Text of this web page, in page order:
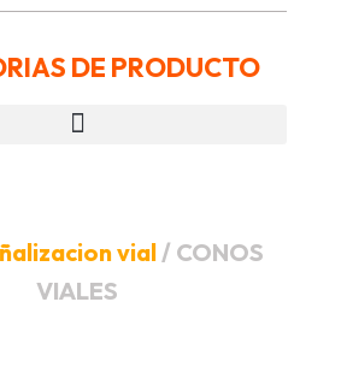
DE PRODUCTO
vial/ CONOS
VIALES